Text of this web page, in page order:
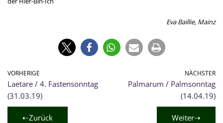
Eva Baillie, Mainz
VORHERIGE
Laetare / 4. Fastensonntag
(31.03.19)
NÄCHSTER
Palmarum / Palmsonntag
(14.04.19)
⇠Zurück Weiter⇢